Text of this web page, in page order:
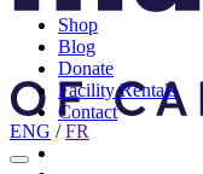
Shop
Blog
Donate
Facility Rentals
Contact
ENG /FR